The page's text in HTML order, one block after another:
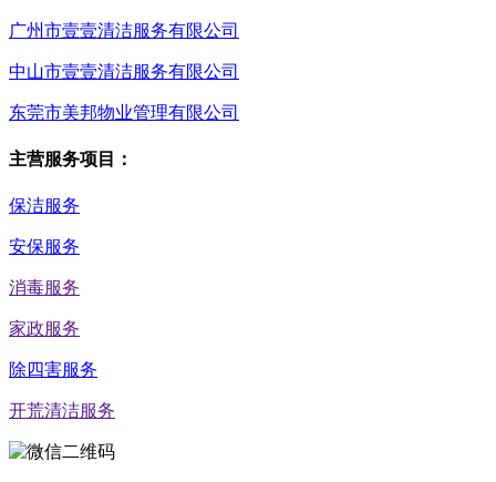
广州市壹壹清洁服务有限公司
中山市壹壹清洁服务有限公司
东莞市美邦物业管理有限公司
主营服务项目：
保洁服务
安保服务
消毒服务
家政服务
除四害服务
开荒清洁服务